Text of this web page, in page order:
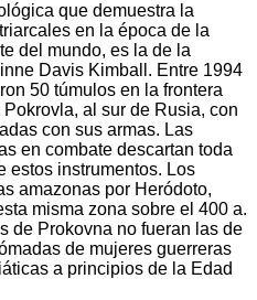
que demuestra la
en la época de la
del mundo, es la de la
Davis Kimball. Entre 1994
50 túmulos en la frontera
al sur de Rusia, con
con sus armas. Las
en combate descartan toda
estos instrumentos. Los
amazonas por Heródoto,
misma zona sobre el 400 a.
de Prokovna no fueran las de
de mujeres guerreras
a principios de la Edad